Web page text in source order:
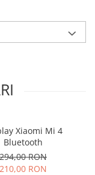
Xiaomi Mi 4
Bluetooth
294,00 RON
210,00 RON